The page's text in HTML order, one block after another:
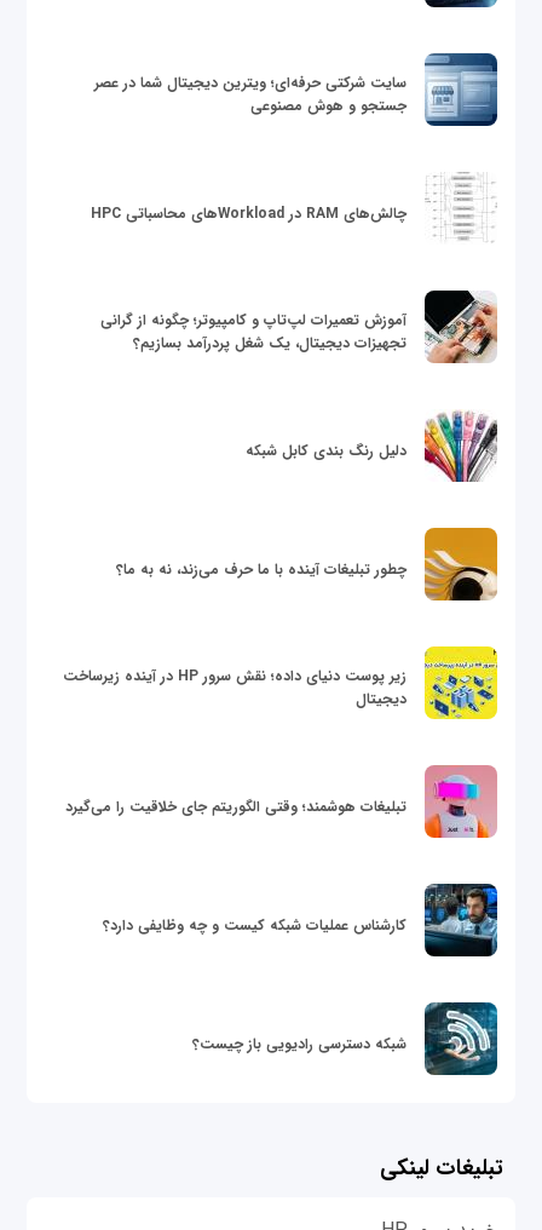
سایت شرکتی حرفه‌ای؛ ویترین دیجیتال شما در عصر
جستجو و هوش مصنوعی
چالش‌های RAM در Workloadهای محاسباتی HPC
آموزش تعمیرات لپ‌تاپ و کامپیوتر؛ چگونه از گرانی
تجهیزات دیجیتال، یک شغل پردرآمد بسازیم؟
دلیل رنگ بندی کابل شبکه
چطور تبلیغات آینده با ما حرف می‌زند، نه به ما؟
زیر پوست دنیای داده؛ نقش سرور HP در آینده زیرساخت
دیجیتال
تبلیغات هوشمند؛ وقتی الگوریتم جای خلاقیت را می‌گیرد
کارشناس عملیات شبکه کیست و چه وظایفی دارد؟
شبکه دسترسی رادیویی باز چیست؟
تبلیغات لینکی